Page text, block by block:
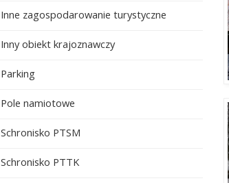
Inne zagospodarowanie turystyczne
Inny obiekt krajoznawczy
Parking
Pole namiotowe
Schronisko PTSM
Schronisko PTTK